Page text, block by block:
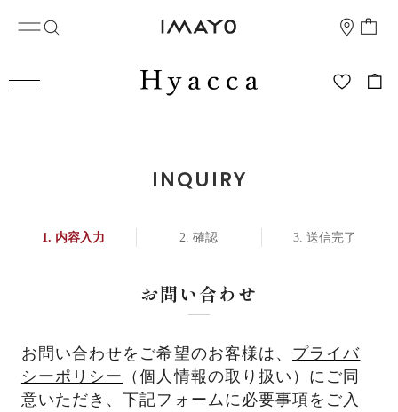
INQUIRY
内容入力 確認 送信完了
お問い合わせ
お問い合わせをご希望のお客様は、 プライバ
シーポリシー
（個人情報の取り扱い）にご同
意いただき、下記フォームに必要事項をご入